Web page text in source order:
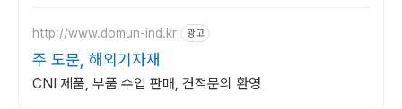
http://www.domun-ind.kr 광고
주 도문, 해외기자재
CNI 제품, 부품 수입 판매, 견적문의 환영